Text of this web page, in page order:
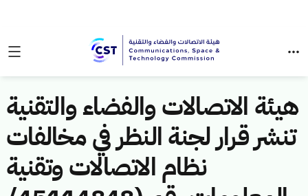
هيئة الاتصالات والفضاء والتقنية
تنشر قرار لجنة النظر في مخالفات
نظام الاتصالات وتقنية